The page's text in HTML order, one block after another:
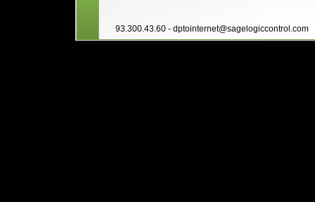
93.300.43.60 - dptointernet@sagelogiccontrol.com